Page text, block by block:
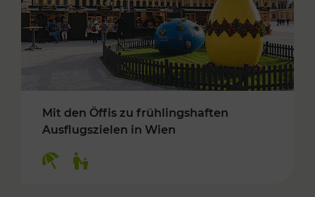
Mit den Öffis zu frühlingshaften
Ausflugszielen in Wien